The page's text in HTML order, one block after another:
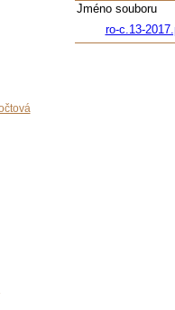
Jméno souboru
ro-c.13-